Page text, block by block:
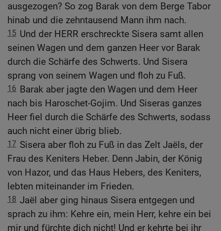
ausgezogen? So zog Barak von dem Berge Tabor
hinab und die zehntausend Mann ihm nach.
15 Und der HERR erschreckte Sisera samt allen
seinen Wagen und dem ganzen Heer vor Barak
durch die Schärfe des Schwerts. Und Sisera
sprang von seinem Wagen und floh zu Fuß.
16 Barak aber jagte den Wagen und dem Heer
nach bis Haroschet-Gojim. Und Siseras ganzes
Heer fiel durch die Schärfe des Schwerts, sodass
auch nicht einer übrig blieb.
17 Sisera aber floh zu Fuß in das Zelt Jaëls, der
Frau des Keniters Heber. Denn Jabin, der König
von Hazor, und das Haus Hebers, des Keniters,
lebten miteinander im Frieden.
18 Jaël aber ging hinaus Sisera entgegen und
sprach zu ihm: Kehre ein, mein Herr, kehre ein bei
mir und fürchte dich nicht! Und er kehrte bei ihr